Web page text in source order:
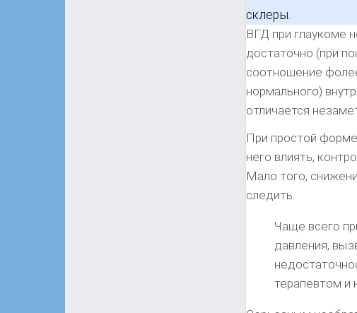
склеры.
ВГД при глаукоме
достаточно (при
соотношение
нормального)
отличается
При простой
него влиять,
Мало того,
следить.
Чаще всего
давления,
терапевтом и